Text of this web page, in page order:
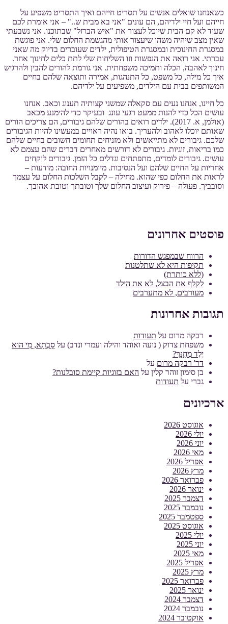
כשאנחנו שואלים אנשים על תסריט חייהם ואיך התסריט משפיע על
חייהם ועל חיי ילדיהם, הם עונים "אני בא מבית ש.." – אני אומרת לכם
שעוד לא קם הבית שיוכל לעצור את "איש הברזל" שבתוכנו. אני נשבעתי
שאין מצב שיהיה משהו שיעצור אותי מהגשמת החלום שלי. אני פוגשת
במסגרת החינוכית ובמסגרת הטיפולית, ילדים שעוברים בדיוק מה שאני
עברתי. אני רואה את הנפשות וזו השליחות שלי לתת כלים לחינוך אחר.
חינוך לאהבה, הכלה ותמיכה משפחתית. אני גורמת להורים להבין ולהרגיש
איך כל מילה, כל משפט, כל התנהגות, אמירה ותוצאה שלהם בחיים
המשותפים בבית עם הילדים, משפיעים על ילדיהם.
כל חיינו, אנחנו נעים עם סקאלה שמשני קצותיה תענוג וכאב. אנחנו
עושים הכל כדי להנות ממעט רגעי עונג ובעיקר כדי להימנע מכאב
(אולמן, א. 2017). ילדים רואים בהורים שלהם גיבורים, הם צריכים הורים
שאותם יוכלו לאהוב ולהעריך. בואו נהיה ראויים במעשינו להיות הגיבורים
שלכם. גיבורים לא מתייאשים ולא מזניחים תחומים חשובים בחיים שלהם
כמו בריאות, זוגיות. גיבורים לא דורשים מאחרים דברים שהם עצמם לא
עושים. גיבורים לומדים, מתפתחים וגדלים כל הזמן. גיבורים לוקחים
אחריות על החיים שלהם ועל הנסיבות. מיומנויות החובה: מודעות –
לראות את החלום כפי שהוא. מחילה – לקבל השלכות החלום על עצמך
וסובביך. פעולה – פירוק ועיצוב החלום שלך וטובתך וטובת אהובך.
פוסטים אחרונים
הרווח שבמפגש הדורות
תקיפות היא לא שתלטנות
(ללא כותרת)
לקלף את הבצל, לא את הילד
מעורבים, לא מתערבים
תגובות אחרונות
רבקה מרום על תעודות
משפחת צדוק ( נועה ואוהד והילה ועמרי ונדב) על סָבְתָא, מִי הוּא
יֶלֶד מְחֻנָּךְ?
דר' רבקה מרום על
בן סימון זוהר קלין על האם בזוגיות קיימת סובלנות?
גברי על תעודות
ארכיונים
אוגוסט 2026
יולי 2026
יוני 2026
מאי 2026
אפריל 2026
מרץ 2026
פברואר 2026
ינואר 2026
דצמבר 2025
נובמבר 2025
ספטמבר 2025
אוגוסט 2025
יולי 2025
יוני 2025
מאי 2025
אפריל 2025
מרץ 2025
פברואר 2025
ינואר 2025
דצמבר 2024
נובמבר 2024
אוקטובר 2024